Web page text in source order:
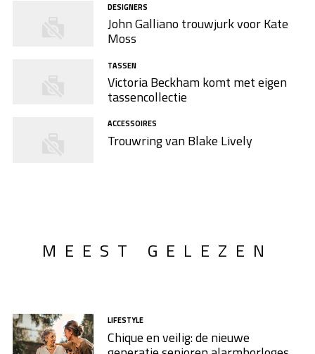
DESIGNERS
John Galliano trouwjurk voor Kate
Moss
TASSEN
Victoria Beckham komt met eigen
tassencollectie
ACCESSOIRES
Trouwring van Blake Lively
MEEST GELEZEN
LIFESTYLE
Chique en veilig: de nieuwe